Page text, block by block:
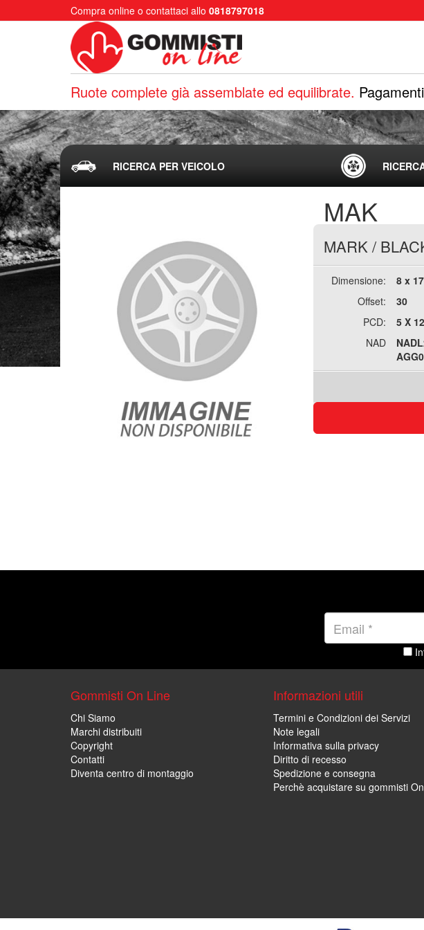
Compra online o contattaci allo 0818797018
Ruote complete già assemblate ed equilibrate.
RICERCA PER VEICOLO
MAK
MARK /
Dimensione:
8 x 17
Offset:
30
PCD:
5 X
NAD
Gommisti On Line
Chi Siamo
Marchi distribuiti
Copyright
Contatti
Diventa centro di montaggio
Informazioni utili
Termini e Condizioni dei Servizi
Note legali
Informativa sulla privacy
Diritto di recesso
Spedizione e consegna
Perchè acquistare su gommisti